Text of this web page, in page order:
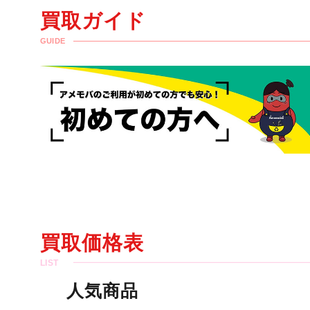
買取ガイド
GUIDE
買取価格表
人気商品